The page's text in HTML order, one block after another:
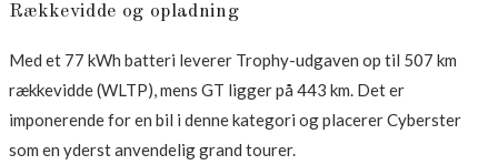
Rækkevidde og opladning
Med et 77 kWh batteri leverer Trophy-udgaven op til 507 km
rækkevidde (WLTP), mens GT ligger på 443 km. Det er
imponerende for en bil i denne kategori og placerer Cyberster
som en yderst anvendelig grand tourer.